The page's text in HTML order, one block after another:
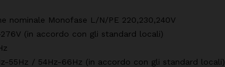
nominale Monofase L/N/PE 220,230,240V
(in accordo con gli standard locali)
55Hz / 54Hz-66Hz (in accordo con gli standard locali)